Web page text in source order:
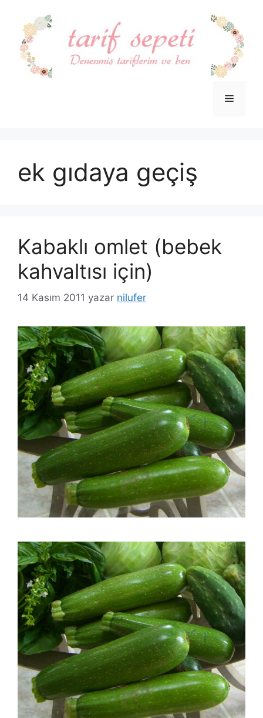
Menü
ek gıdaya geçiş
Kabaklı omlet (bebek
kahvaltısı için)
14 Kasım 2011 yazar nilufer